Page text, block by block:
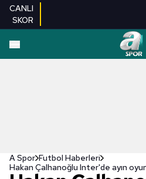
CANLI
SKOR
A Spor Futbol Haberleri
Hakan Çalhanoğlu Inter'de ayın